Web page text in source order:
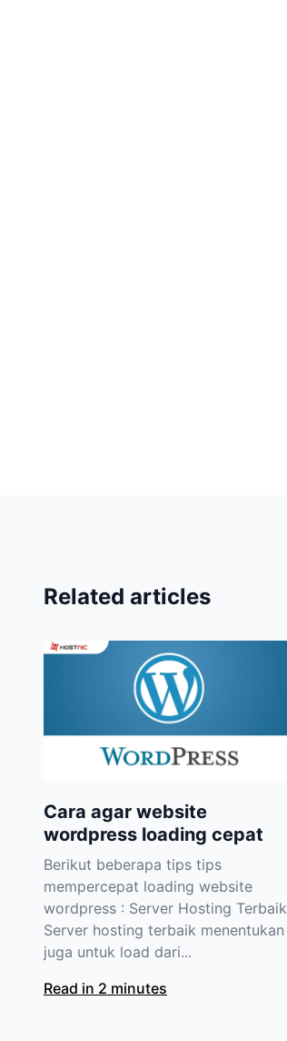
Related articles
Cara agar website
wordpress loading cepat
Berikut beberapa tips tips
mempercepat loading website
wordpress : Server Hosting Terbaik
Server hosting terbaik menentukan
juga untuk load dari...
Read in 2 minutes